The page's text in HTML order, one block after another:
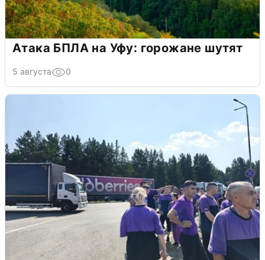
Атака БПЛА на Уфу: горожане шутят
5 августа 0